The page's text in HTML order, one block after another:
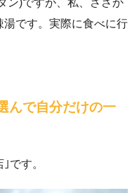
ン)ですが、私、ささか
です。実際に食べに行
んで自分だけの一
です。